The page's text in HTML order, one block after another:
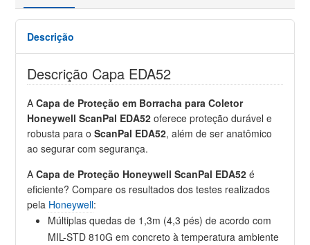
Descrição
Descrição Capa EDA52
ACapa de Proteção em Borracha para Coletor
Honeywell ScanPal EDA52 oferece proteção durável e
robusta para oScanPal EDA52, além de ser anatômico
ao segurar com segurança.
ACapa de Proteção Honeywell ScanPal EDA52 é
eficiente? Compare os resultados dos testes realizados
pela Honeywell:
Múltiplas quedas de 1,3m (4,3 pés) de acordo com
MIL-STD 810G em concreto à temperatura ambiente